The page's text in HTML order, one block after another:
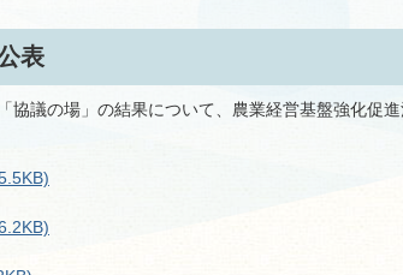
表
協議の場」の結果について、農業経営基盤強化促